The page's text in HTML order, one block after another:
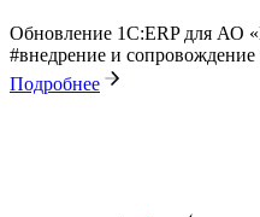
Обновление 1С:ERP для АО
#внедрение и сопровождение
Подробнее